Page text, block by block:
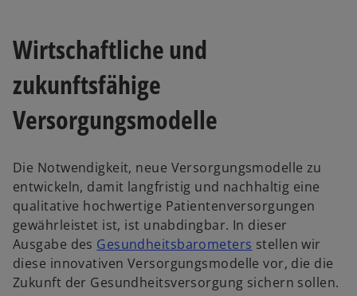
Wirtschaftliche und
zukunftsfähige
Versorgungsmodelle
Die Notwendigkeit, neue Versorgungsmodelle zu
entwickeln, damit langfristig und nachhaltig eine
qualitative hochwertige Patientenversorgungen
gewährleistet ist, ist unabdingbar. In dieser
Ausgabe des Gesundheitsbarometers w
i
r
stellen wir
diese innovativen Versorgungsmodelle vor, die die
Zukunft der Gesundheitsversorgung sichern sollen.
ir
d